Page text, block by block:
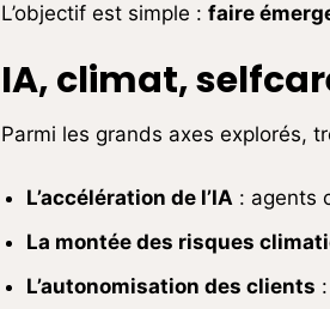
L’objectif est simple : faire
IA, climat,
Parmi les grands axes explorés,
L’accélération de l’IA : agents
La montée des risques
L’autonomisation des clients